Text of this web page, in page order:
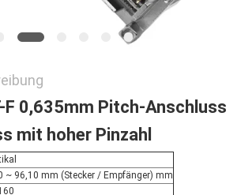
0,635mm Pitch-Anschluss
mit hoher Pinzahl
~ 96,10 mm (Stecker / Empfänger) mm